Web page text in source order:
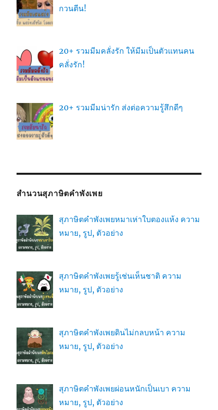
กวนตีน!
20+ รวมมีมคลั่งรัก ให้มีมเป็นตัวแทนคน
คลั่งรัก!
20+ รวมมีมน่ารัก ส่งต่อความรู้สึกดีๆ
สำนวนสุภาษิตคำพังเพย
สุภาษิตคำพังเพยหมาเห่าใบตองแห้ง ความ
หมาย, รูป, ตัวอย่าง
สุภาษิตคำพังเพยรู้เช่นเห็นชาติ ความ
หมาย, รูป, ตัวอย่าง
สุภาษิตคำพังเพยดินไม่กลบหน้า ความ
หมาย, รูป, ตัวอย่าง
สุภาษิตคำพังเพยผ่อนหนักเป็นเบา ความ
หมาย, รูป, ตัวอย่าง